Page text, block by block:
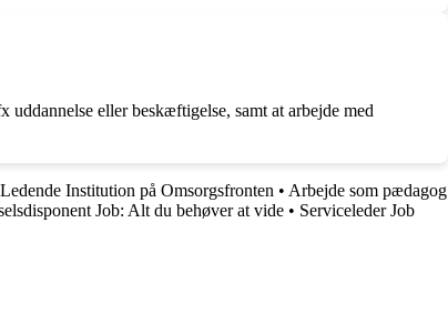
eller beskæftigelse, samt at arbejde med
Institution på Omsorgsfronten • Arbejde som pædagog
Job: Alt du behøver at vide • Serviceleder Job